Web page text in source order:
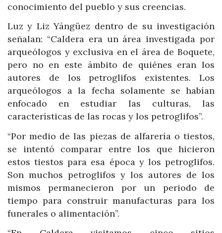
conocimiento del pueblo y sus creencias.
Luz y Liz Yángüez dentro de su investigación
señalan: “Caldera era un área investigada por
arqueólogos y exclusiva en el área de Boquete,
pero no en este ámbito de quiénes eran los
autores de los petroglifos existentes. Los
arqueólogos a la fecha solamente se habían
enfocado en estudiar las culturas, las
características de las rocas y los petroglifos”.
“Por medio de las piezas de alfarería o tiestos,
se intentó comparar entre los que hicieron
estos tiestos para esa época y los petroglifos.
Son muchos petroglifos y los autores de los
mismos permanecieron por un periodo de
tiempo para construir manufacturas para los
funerales o alimentación”.